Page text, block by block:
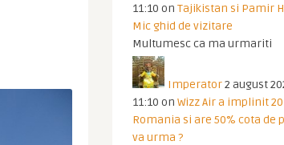
11:10 on Tajikistan si Pamir
Mic ghid de vizitare
Multumesc ca ma urmariti
Imperator2 august
11:10 on Wizz Air a implinit
Romania si are 50% cota de
va urma ?